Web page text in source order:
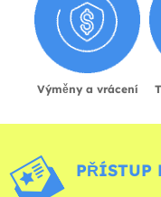
Výměny a vrácení
PŘÍSTUP